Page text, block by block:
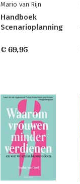
Mario van Rijn
Handboek
Scenarioplanning
€ 69,95